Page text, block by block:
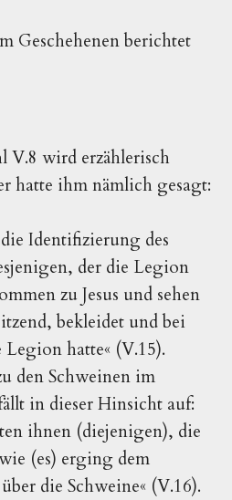
Geschehenen berichtet
V.8 wird erzählerisch
hatte ihm nämlich gesagt:
Identifizierung des
der die Legion
zu Jesus und sehen
bekleidet und bei
hatte« (V.15).
den Schweinen im
in dieser Hinsicht auf:
ihnen (diejenigen), die
(es) erging dem
die Schweine« (V.16).